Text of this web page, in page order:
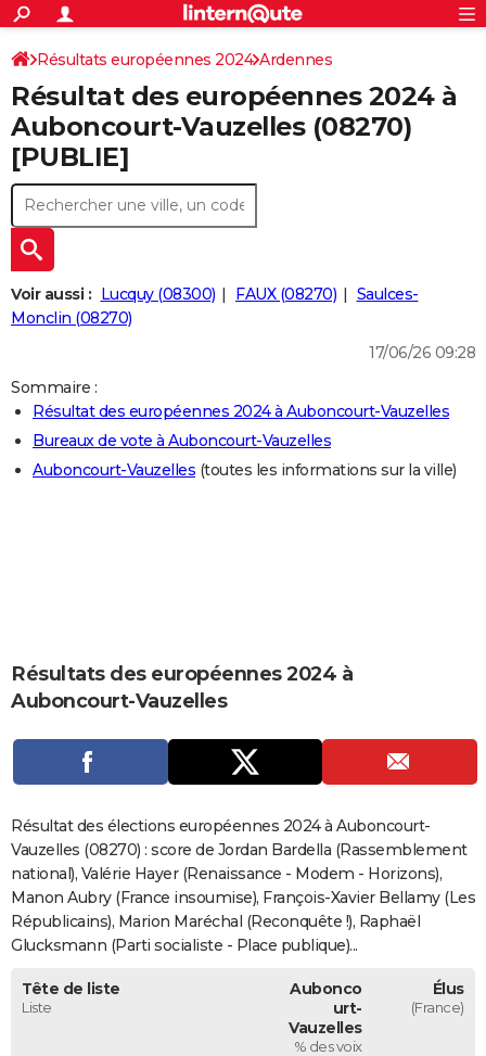
ACTUALITÉS
Politique
Société
Faits Divers
Education
Monde
Villes
+
SPORT
Coupe du monde 2026
Football
Tennis
Cyclisme
Rugby
Forum
CULTURE
Programme TV
TNT
Streaming
Cinéma
Sorties cinéma
Musique
+FINANCE
Retraite
Impôts
Epargne
Immobilier
Risques naturels par ville
Banque
Assurance
CréditAUTO
Essais
Réserver un essai
Citadines
Berlines
SUV
Forum auto
+HIGH-TECH
Mobiles
Meilleur smartphone
Internet
Ordinateurs
Jeux vidéo
Guide high-tech
+
BRICOLAGE
Forum
Aménagement intérieur
Extérieur
Cuisine
Salle de bains
Jardinage
Rangement
+
LIFESTYLE
Art de vivre
Bien-être
Loisirs
Mode
Modes de vie
SANTE
Alimentation
Guide de la santé
Maladies
Médicaments
Sommeil
VOYAGE
Carte de Noël
Carte Bonne année
Carte Saint-Valentin
Carte Pâques
Carte d'anniversaire
COPAINS D'AVANT
AVIS DE DÉCÈS
FORUM
Bricolage
Lifestyle
Culture
Sport
Auto
Television
Voyage
Cinema
S'inscrire
Connexion
Résultats européennes 2024 Ardennes
Résultat des européennes 2024 à
Auboncourt-Vauzelles (08270)
[PUBLIE]
Voir aussi : Lucquy (08300) FAUX (08270)
Saulces-
Monclin (08270)
17/06/26 09:28
Sommaire :
Résultat des européennes 2024 à Auboncourt-Vauzelles
Bureaux de vote à Auboncourt-Vauzelles
Auboncourt-Vauzelles (toutes les informations sur la ville)
Résultats des européennes 2024 à
Auboncourt-Vauzelles
Résultat des élections européennes 2024 à Auboncourt-
Vauzelles (08270) : score de Jordan Bardella (Rassemblement
national), Valérie Hayer (Renaissance - Modem - Horizons),
Manon Aubry (France insoumise), François-Xavier Bellamy (Les
Républicains), Marion Maréchal (Reconquête !), Raphaël
Glucksmann (Parti socialiste - Place publique)...
Tête de liste
Liste
Aubonco
urt-
Vauzelles
% des voix
Élus
(France)